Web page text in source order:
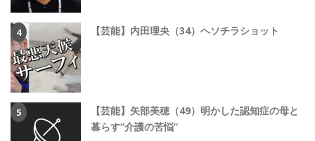
【芸能】内田理央（34）ヘソチラショット
【芸能】矢部美穂（49）明かした認知症の母と
暮らす“介護の苦悩”